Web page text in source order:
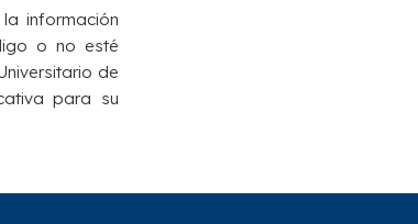
información
o no esté
de
para su